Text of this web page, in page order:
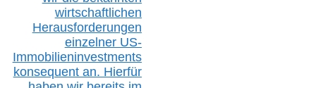
wirtschaftlichen
Herausforderungen
einzelner US-
Immobilieninvestments
konsequent an. Hierfür